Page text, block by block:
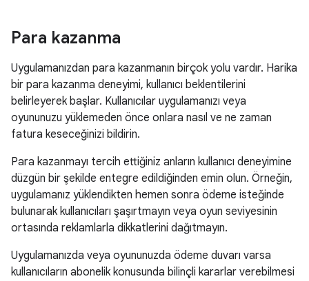
Para kazanma
Uygulamanızdan para kazanmanın birçok yolu vardır. Harika
bir para kazanma deneyimi, kullanıcı beklentilerini
belirleyerek başlar. Kullanıcılar uygulamanızı veya
oyununuzu yüklemeden önce onlara nasıl ve ne zaman
fatura keseceğinizi bildirin.
Para kazanmayı tercih ettiğiniz anların kullanıcı deneyimine
düzgün bir şekilde entegre edildiğinden emin olun. Örneğin,
uygulamanız yüklendikten hemen sonra ödeme isteğinde
bulunarak kullanıcıları şaşırtmayın veya oyun seviyesinin
ortasında reklamlarla dikkatlerini dağıtmayın.
Uygulamanızda veya oyununuzda ödeme duvarı varsa
kullanıcıların abonelik konusunda bilinçli kararlar verebilmesi